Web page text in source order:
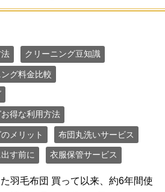
クリーニング豆知識
グ料金比較
得な利用方法
メリット 布団丸洗いサービス
す前に 衣服保管サービス
羽毛布団 買って以来、約6年間使